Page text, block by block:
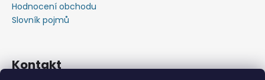
Hodnocení obchodu
Slovník pojmů
Kontakt